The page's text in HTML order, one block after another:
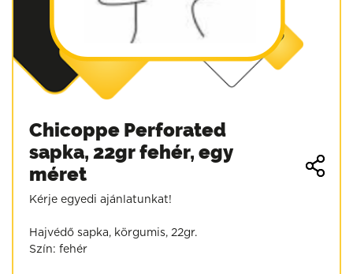
Chicoppe Perforated
sapka, 22gr fehér, egy
méret
Kérje egyedi ajánlatunkat!
Hajvédő sapka, körgumis, 22gr.
Szín: fehér